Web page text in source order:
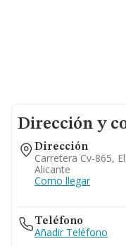
Dirección y
Dirección
Carretera Cv-865,
Alicante
Como llegar
Teléfono
Añadir Teléfono